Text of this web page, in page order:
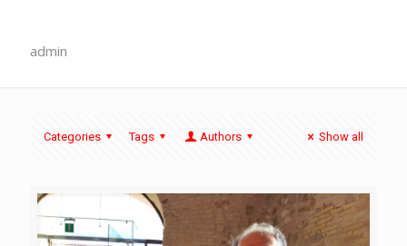
admin
Categories Tags Authors Show all